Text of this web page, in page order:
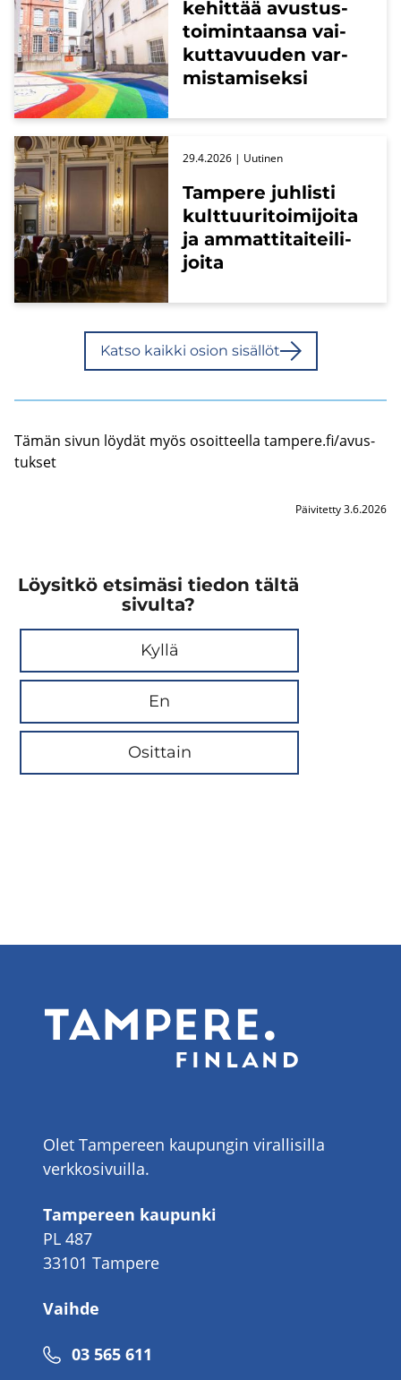
ke­hit­tää avus­tus­
toi­min­taan­sa vai­
kut­ta­vuu­den var­
mis­ta­mi­sek­si
Tam­pe­re juh­lis­ti
kult­tuu­ri­toi­mi­joi­ta
ja am­mat­ti­tai­tei­li­
joi­ta
29.4.2026 | Uu­ti­nen
Katso kaik­ki osion si­säl­löt
Tämän sivun löy­dät myös osoit­teel­la tam­pe­re.fi/avus­
tuk­set
Päivitetty 3.6.2026
Löysitkö etsimäsi tiedon tältä
sivulta?
Kyllä
En
Osittain
Olet Tampereen kaupungin virallisilla
verkkosivuilla.
Tampereen kaupunki
PL 487
33101 Tampere
Vaihde
Puhelinnumero
03 565 611